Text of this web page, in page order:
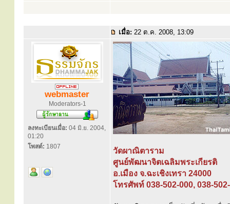
เมื่อ: 22 ต.ค. 2008, 13:09
webmaster
Moderators-1
ลงทะเบียนเมื่อ: 04 มิ.ย. 2004,
01:20
โพสต์: 1807
วัดผาณิตาราม
ศูนย์พัฒนาจิตเฉลิมพระเกียรติ
อ.เมือง จ.ฉะเชิงเทรา 24000
โทรศัพท์ 038-502-000, 038-